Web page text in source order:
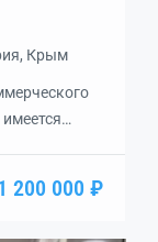
Крым
200 000 ₽